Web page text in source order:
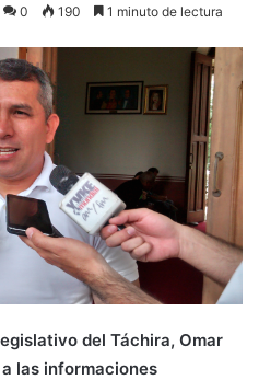
0 190 1 minuto de lectura
del Táchira, Omar
las informaciones